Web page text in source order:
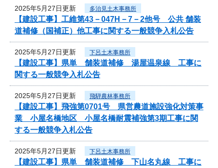
2025年5月27日更新 多治見土木事務所
【建設工事】工維第43－047H－7－2他号 公共 舗装
道補修（国補正）他工事に関する一般競争入札公告
2025年5月27日更新 下呂土木事務所
【建設工事】県単 舗装道補修 湯屋温泉線 工事に
関する一般競争入札公告
2025年5月27日更新 飛騨農林事務所
【建設工事】飛強第0701号 県営農道施設強化対策事
業 小屋名橋地区 小屋名橋耐震補強第3期工事に関
する一般競争入札公告
2025年5月27日更新 下呂土木事務所
【建設工事】県単 舗装道補修 下山名丸線 工事に